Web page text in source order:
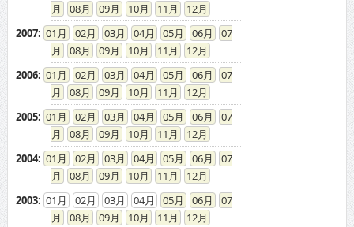
08
09 10 11
12
2007: 01 02 03 04 05 06
07
08
09 10 11
12
2006: 01 02 03 04 05 06
07
08
09 10 11
12
2005: 01 02 03 04 05 06
07
08
09 10 11
12
2004: 01 02 03 04 05 06
07
08
09 10 11
12
2003: 01 02 03 04 05 06
07
08
09 10 11 12